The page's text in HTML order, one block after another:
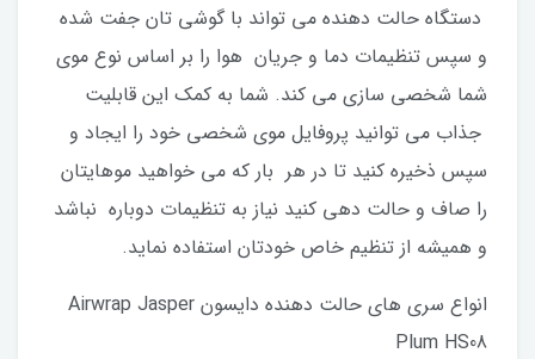
دستگاه حالت دهنده می تواند با گوشی تان جفت شده
و سپس تنظیمات دما و جریان هوا را بر اساس نوع موی
شما شخصی‌ سازی می‌ کند. شما به کمک این قابلیت
جذاب می توانید پروفایل موی شخصی خود را ایجاد و
سپس ذخیره کنید تا در هر بار که می خواهید موهایتان
را صاف و حالت دهی کنید نیاز به تنظیمات دوباره نباشد
و همیشه از تنظیم خاص خودتان استفاده نماید.
انواع سری های حالت‌ دهنده دایسون Airwrap Jasper
Plum HS08